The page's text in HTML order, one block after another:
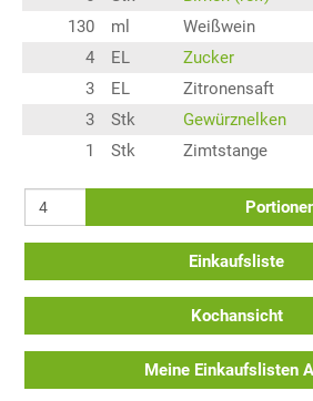
130
ml
Weißwein
4
EL
Zucker
3
EL
Zitronensaft
3
Stk
Gewürznelken
1
Stk Zimtstange
Einkaufsliste
Kochansicht
Meine Einkaufslisten